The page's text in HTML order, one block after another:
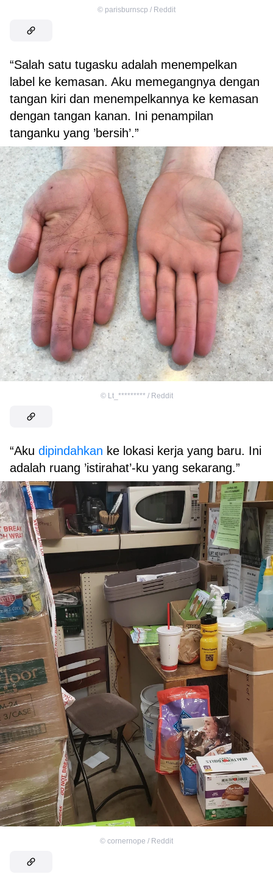
© parisburnscp / Reddit
“Salah satu tugasku adalah menempelkan
label ke kemasan. Aku memegangnya dengan
tangan kiri dan menempelkannya ke kemasan
dengan tangan kanan. Ini penampilan
tanganku yang ’bersih’.”
© Lt_********* / Reddit
“Aku dipindahkan ke lokasi kerja yang baru. Ini
adalah ruang ’istirahat’-ku yang sekarang.”
© cornernope / Reddit